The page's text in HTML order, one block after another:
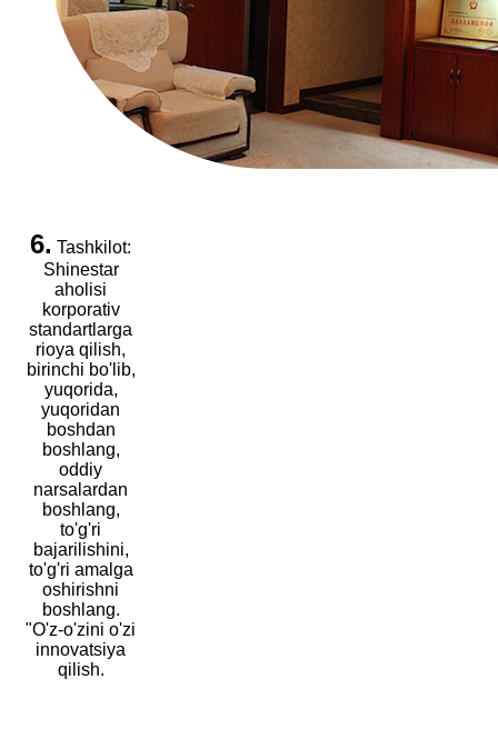
6. Tashkilot:
Shinestar
aholisi
korporativ
standartlarga
rioya qilish,
birinchi bo'lib,
yuqorida,
yuqoridan
boshdan
boshlang,
oddiy
narsalardan
boshlang,
to'g'ri
bajarilishini,
to'g'ri amalga
oshirishni
boshlang.
"O'z-o'zini o'zi
innovatsiya
qilish.